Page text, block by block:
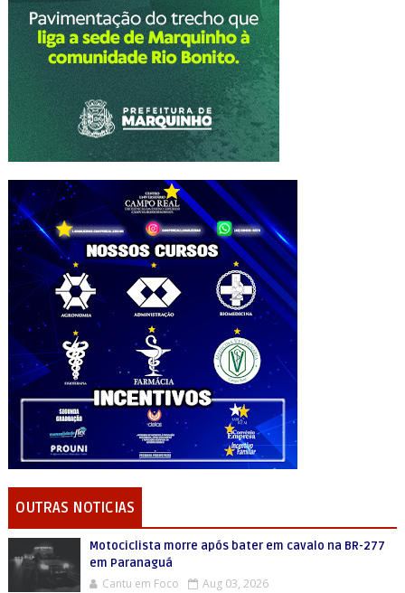
OUTRAS NOTICIAS
Motociclista morre após bater em cavalo na BR-277
em Paranaguá
Cantu em Foco Aug 03, 2026